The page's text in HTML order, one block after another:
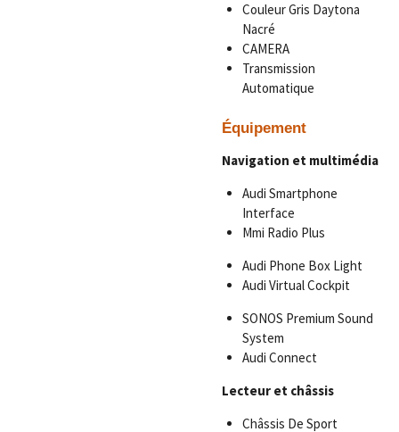
CouleurGris Daytona
Nacré
CAMERA
Transmission
Automatique
Équipement
Navigation et multimédia
Audi Smartphone
Interface
Mmi Radio Plus
Audi Phone Box Light
Audi Virtual Cockpit
SONOS Premium Sound
System
Audi Connect
Lecteur et châssis
Châssis De Sport